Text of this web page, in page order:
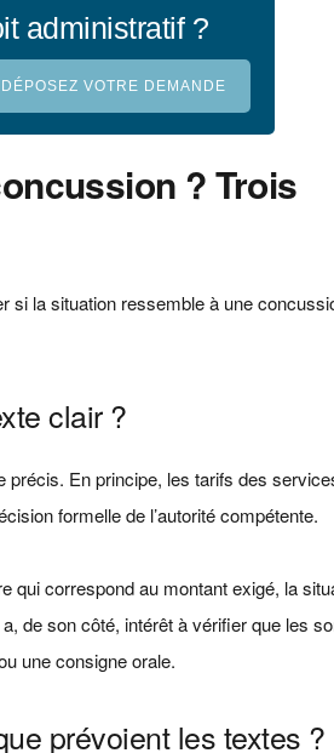
administratif ?
DÉPOSEZ VOTRE DEMANDE
? Trois
la situation ressemble à une
clair ?
En principe, les tarifs des
formelle de l’autorité compétente.
qui correspond au montant exigé, la
de son côté, intérêt à vérifier que les
une consigne orale.
prévoient les textes ?